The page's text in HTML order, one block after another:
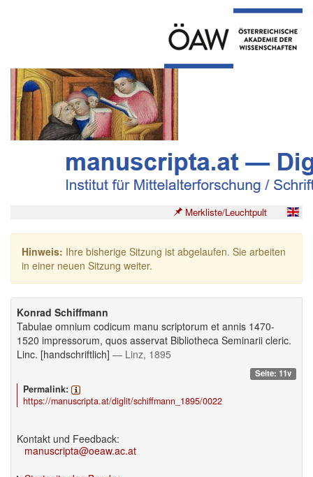
Merkliste/Leuchtpult
Hinweis: Ihre bisherige Sitzung ist abgelaufen. Sie arbeiten
in einer neuen Sitzung weiter.
Konrad Schiffmann
Tabulae omnium codicum manu scriptorum et annis 1470-
1520 impressorum, quos asservat Bibliotheca Seminarii cleric.
Linc. [handschriftlich] — Linz, 1895
Seite: 11v
Permalink:
https://manuscripta.at/diglit/schiffmann_1895/0022
Kontakt und Feedback:
manuscripta@oeaw.ac.at